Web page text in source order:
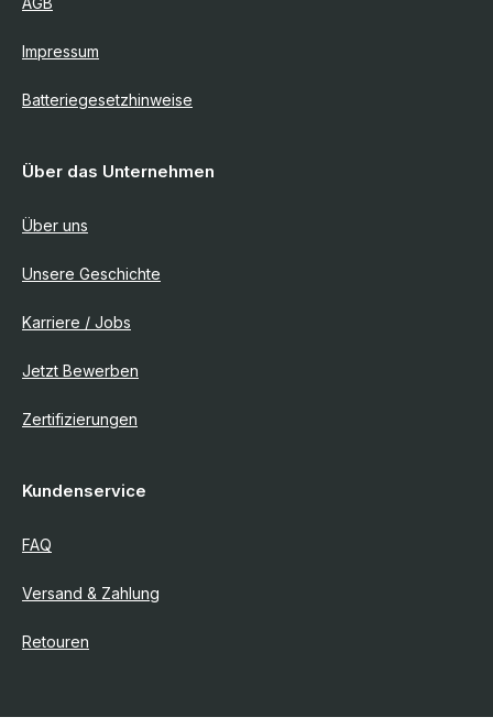
Impressum
Batteriegesetzhinweise
Über das Unternehmen
Über uns
Unsere Geschichte
Karriere / Jobs
Jetzt Bewerben
Zertifizierungen
Kundenservice
FAQ
Versand & Zahlung
Retouren